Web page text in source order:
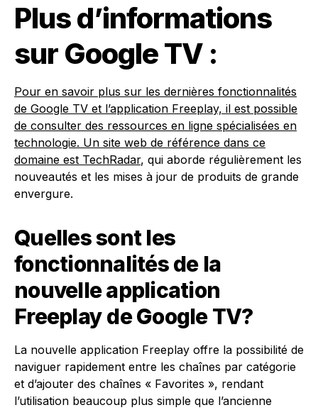
Plus d’informations
sur Google TV :
Pour en savoir plus sur les dernières fonctionnalités
de Google TV et l’application Freeplay, il est possible
de consulter des ressources en ligne spécialisées en
technologie. Un site web de référence dans ce
domaine est TechRadar, qui aborde régulièrement les
nouveautés et les mises à jour de produits de grande
envergure.
Quelles sont les
fonctionnalités de la
nouvelle application
Freeplay de Google TV?
La nouvelle application Freeplay offre la possibilité de
naviguer rapidement entre les chaînes par catégorie
et d’ajouter des chaînes « Favorites », rendant
l’utilisation beaucoup plus simple que l’ancienne